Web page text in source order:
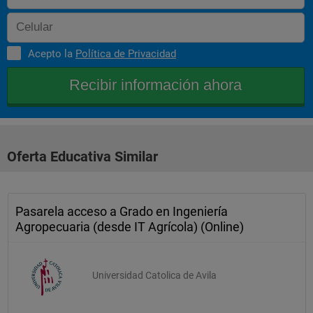
Diseño y cálculo de estructuras
Cultivos herbáceos
Producción animal intensiva
Proyectos
Acepto la Política de Privacidad
Oferta Educativa Similar
Pasarela acceso a Grado en Ingeniería
Agropecuaria (desde IT Agrícola) (Online)
Universidad Catolica de Avila